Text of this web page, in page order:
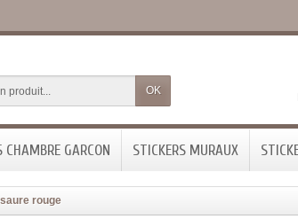
OK
CHAMBRE GARCON STICKERS MURAUX
rouge